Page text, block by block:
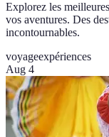
Explorez les
vos aventures. Des
incontournables.
voyageexpériences
Aug 4